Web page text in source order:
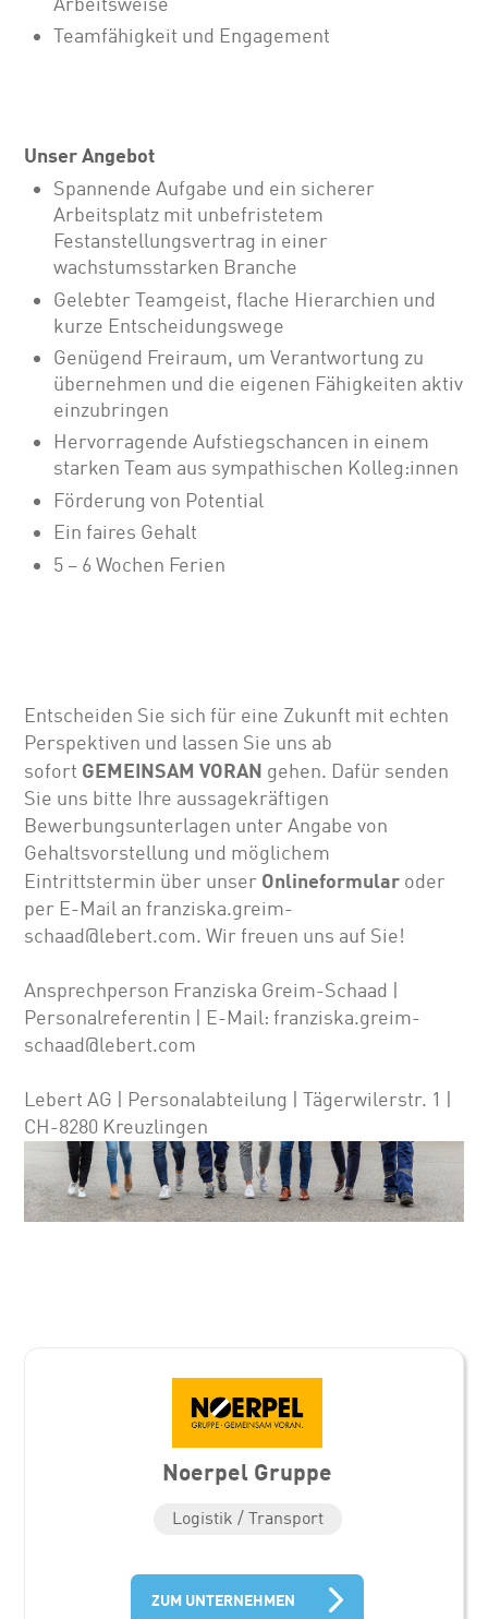
Teamfähigkeit und Engagement
Unser Angebot
Spannende Aufgabe und ein sicherer
Arbeitsplatz mit unbefristetem
Festanstellungsvertrag in einer
wachstumsstarken Branche
Gelebter Teamgeist, flache Hierarchien und
kurze Entscheidungswege
Genügend Freiraum, um Verantwortung zu
übernehmen und die eigenen Fähigkeiten aktiv
einzubringen
Hervorragende Aufstiegschancen in einem
starken Team aus sympathischen Kolleg:innen
Förderung von Potential
Ein faires Gehalt
5 – 6 Wochen Ferien
Entscheiden Sie sich für eine Zukunft mit echten
Perspektiven und lassen Sie uns ab
sofort GEMEINSAM VORAN gehen. Dafür senden
Sie uns bitte Ihre aussagekräftigen
Bewerbungsunterlagen unter Angabe von
Gehalts­vor­stellung und möglichem
Eintrittstermin über unser Onlineformular oder
per E-Mail an franziska.greim-
schaad@lebert.com. Wir freuen uns auf Sie!
Ansprechperson Franziska Greim-Schaad |
Personalreferentin | E-Mail: franziska.greim-
schaad@lebert.com
Lebert AG | Personalabteilung | Tägerwilerstr. 1 |
CH-8280 Kreuzlingen
Noerpel Gruppe
Logistik / Transport
ZUM UNTERNEHMEN